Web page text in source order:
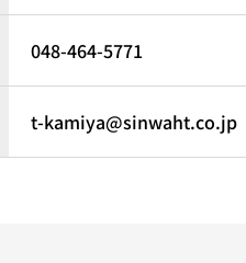
048-464-5771
t-kamiya@sinwaht.co.jp